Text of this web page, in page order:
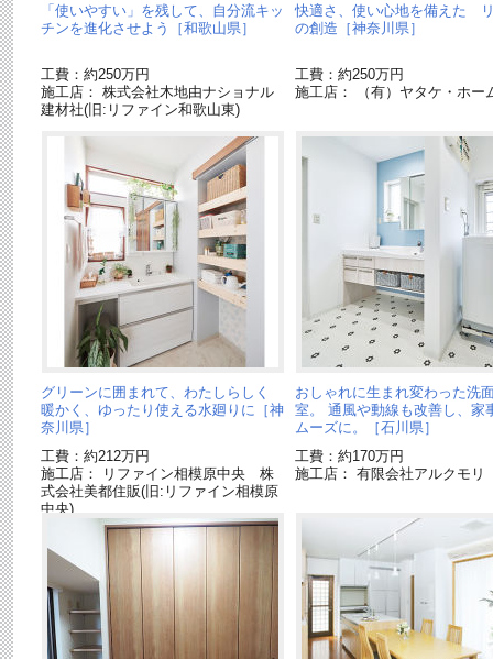
「使いやすい」を残して、自分流キッ
チンを進化させよう［和歌山県］
工費：約250万円
施工店： 株式会社木地由ナショナル
建材社(旧:リファイン和歌山東)
快適さ、使い心地を備えた
の創造［神奈川県］
工費：約250万円
施工店： （有）ヤタケ・ホー
グリーンに囲まれて、わたしらしく
暖かく、ゆったり使える水廻りに［神
奈川県］
工費：約212万円
施工店： リファイン相模原中央 株
式会社美都住販(旧:リファイン相模原
中央)
おしゃれに生まれ変わった洗
室。 通風や動線も改善し、家
ムーズに。［石川県］
工費：約170万円
施工店： 有限会社アルクモリ